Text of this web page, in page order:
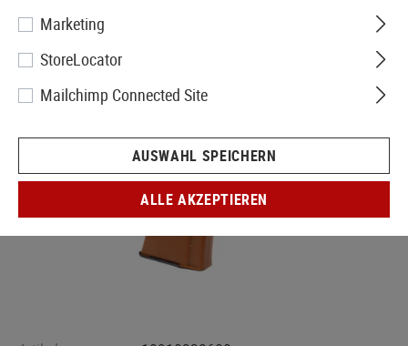
Marketing
StoreLocator
Mailchimp Connected Site
AUSWAHL SPEICHERN
ALLE AKZEPTIEREN